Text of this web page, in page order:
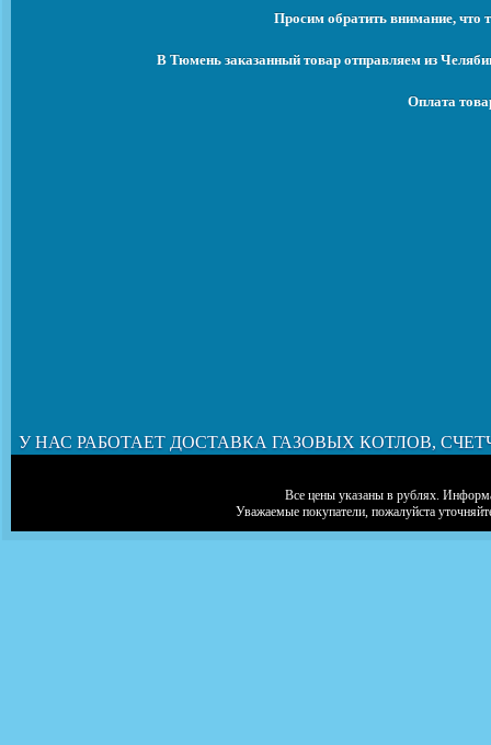
Просим обратить внимание, что
В Тюмень заказанный товар отправляем из
Оплата
У НАС РАБОТАЕТ ДОСТАВКА ГАЗОВЫХ КОТЛОВ,
Все цены указаны в рублях.
Уважаемые покупатели, пожалуйста